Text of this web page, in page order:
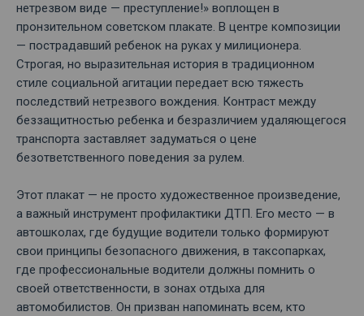
нетрезвом виде — преступление!» воплощен в
пронзительном советском плакате. В центре композиции
— пострадавший ребенок на руках у милиционера.
Строгая, но выразительная история в традиционном
стиле социальной агитации передает всю тяжесть
последствий нетрезвого вождения. Контраст между
беззащитностью ребенка и безразличием удаляющегося
транспорта заставляет задуматься о цене
безответственного поведения за рулем.
Этот плакат — не просто художественное произведение,
а важный инструмент профилактики ДТП. Его место — в
автошколах, где будущие водители только формируют
свои принципы безопасного движения, в таксопарках,
где профессиональные водители должны помнить о
своей ответственности, в зонах отдыха для
автомобилистов. Он призван напоминать всем, кто